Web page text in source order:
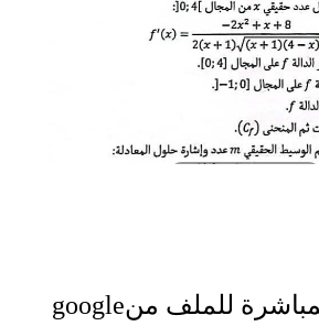
للملف منgoogle